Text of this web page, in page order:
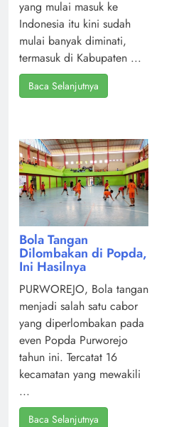
yang mulai masuk ke
Indonesia itu kini sudah
mulai banyak diminati,
termasuk di Kabupaten ...
Baca Selanjutnya
Bola Tangan
Dilombakan di Popda,
Ini Hasilnya
PURWOREJO, Bola tangan
menjadi salah satu cabor
yang diperlombakan pada
even Popda Purworejo
tahun ini. Tercatat 16
kecamatan yang mewakili
...
Baca Selanjutnya